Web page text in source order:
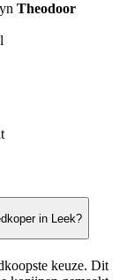
Theodoor
in Leek?
keuze. Dit